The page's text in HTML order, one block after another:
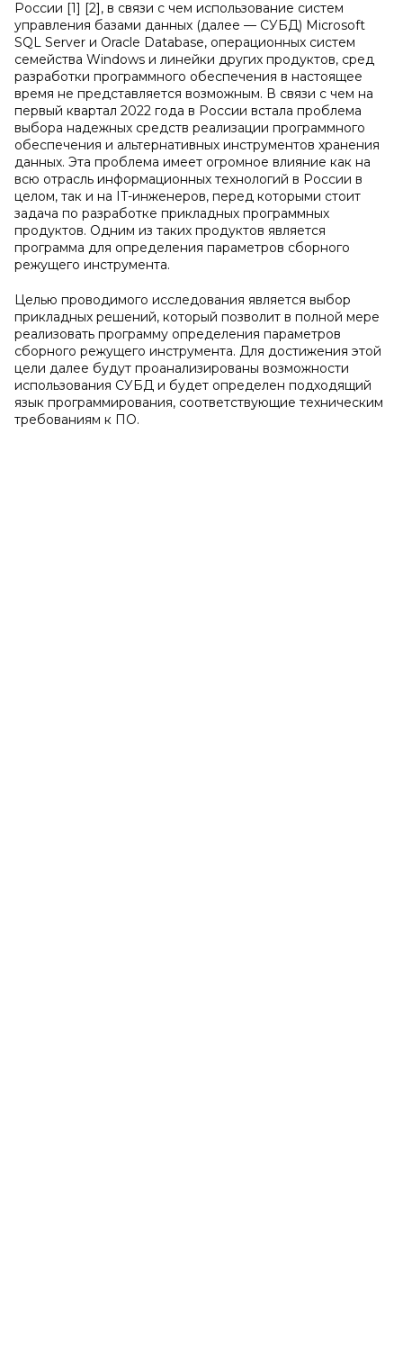
России [1] [2], в связи с чем использование систем
управления базами данных (далее — СУБД) Microsoft
SQL Server и Oracle Database, операционных систем
семейства Windows и линейки других продуктов, сред
разработки программного обеспечения в настоящее
время не представляется возможным. В связи с чем на
первый квартал 2022 года в России встала проблема
выбора надежных средств реализации программного
обеспечения и альтернативных инструментов хранения
данных. Эта проблема имеет огромное влияние как на
всю отрасль информационных технологий в России в
целом, так и на IT-инженеров, перед которыми стоит
задача по разработке прикладных программных
продуктов. Одним из таких продуктов является
программа для определения параметров сборного
режущего инструмента.
Целью проводимого исследования является выбор
прикладных решений, который позволит в полной мере
реализовать программу определения параметров
сборного режущего инструмента. Для достижения этой
цели далее будут проанализированы возможности
использования СУБД и будет определен подходящий
язык программирования, соответствующие техническим
требованиям к ПО.